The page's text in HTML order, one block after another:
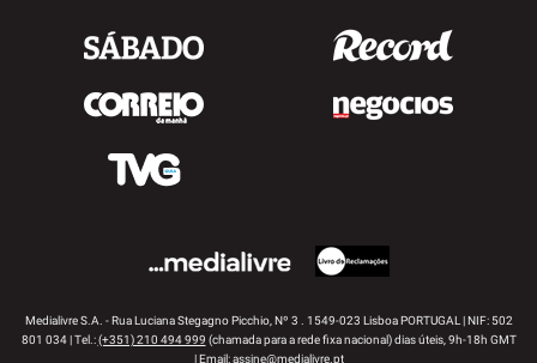
Medialivre S.A. - Rua Luciana Stegagno Picchio, Nº 3 . 1549-023 Lisboa PORTUGAL | NIF: 502
801 034 | Tel.:(+351) 210 494 999 (chamada para a rede fixa nacional) dias úteis, 9h-18h GMT
| Email:assine@medialivre.pt